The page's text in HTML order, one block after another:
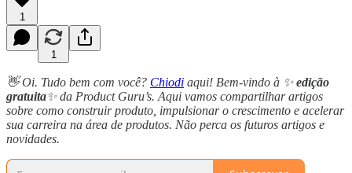
1
1
👋 Oi. Tudo bem com você? Chiodi aqui! Bem-vindo à ✨edição
gratuita✨ da Product Guru’s. Aqui vamos compartilhar artigos
sobre como construir produto, impulsionar o crescimento e acelerar
sua carreira na área de produtos. Não perca os futuros artigos e
novidades.